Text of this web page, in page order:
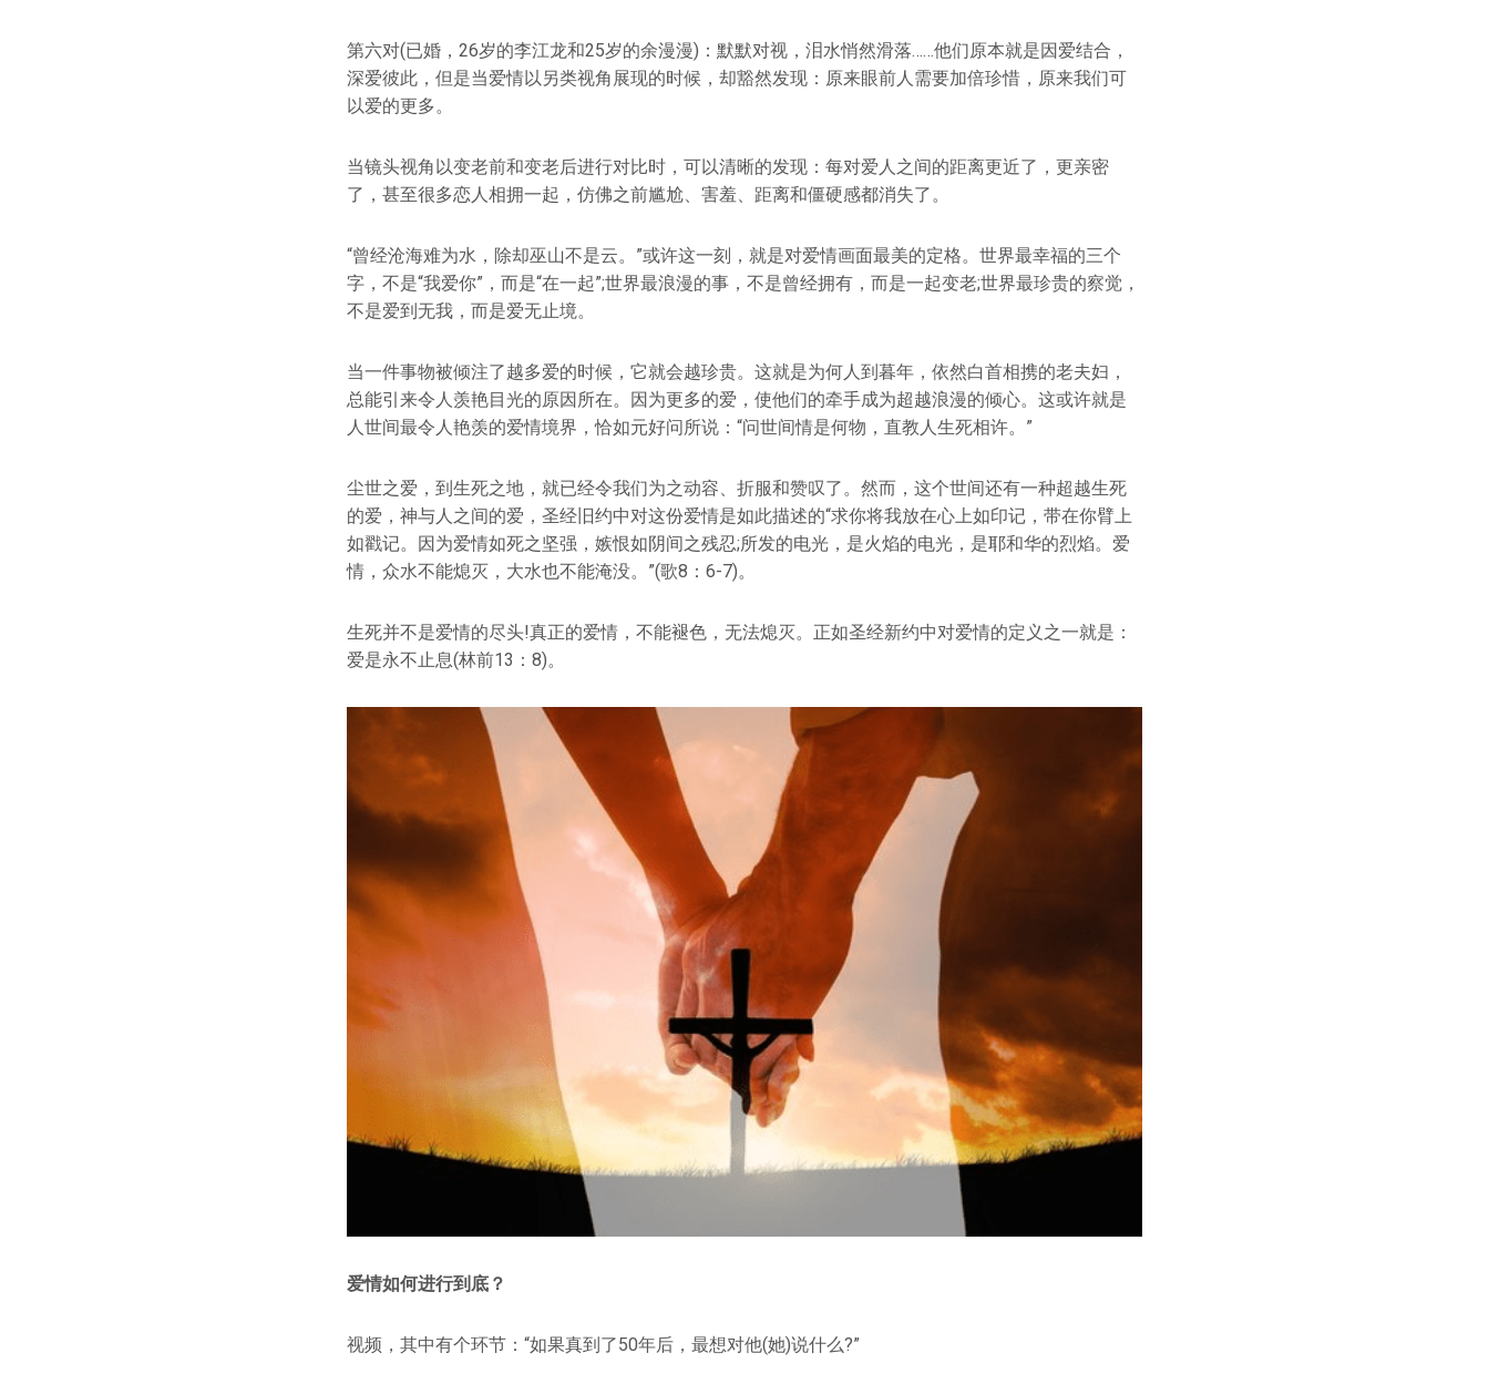
第六对(已婚，26岁的李江龙和25岁的余漫漫)：默默对视，泪水悄然滑落……他们原本就是因爱结合，
深爱彼此，但是当爱情以另类视角展现的时候，却豁然发现：原来眼前人需要加倍珍惜，原来我们可
以爱的更多。
当镜头视角以变老前和变老后进行对比时，可以清晰的发现：每对爱人之间的距离更近了，更亲密
了，甚至很多恋人相拥一起，仿佛之前尴尬、害羞、距离和僵硬感都消失了。
“曾经沧海难为水，除却巫山不是云。”或许这一刻，就是对爱情画面最美的定格。世界最幸福的三个
字，不是“我爱你”，而是“在一起”;世界最浪漫的事，不是曾经拥有，而是一起变老;世界最珍贵的察觉，
不是爱到无我，而是爱无止境。
当一件事物被倾注了越多爱的时候，它就会越珍贵。这就是为何人到暮年，依然白首相携的老夫妇，
总能引来令人羡艳目光的原因所在。因为更多的爱，使他们的牵手成为超越浪漫的倾心。这或许就是
人世间最令人艳羡的爱情境界，恰如元好问所说：“问世间情是何物，直教人生死相许。”
尘世之爱，到生死之地，就已经令我们为之动容、折服和赞叹了。然而，这个世间还有一种超越生死
的爱，神与人之间的爱，圣经旧约中对这份爱情是如此描述的“求你将我放在心上如印记，带在你臂上
如戳记。因为爱情如死之坚强，嫉恨如阴间之残忍;所发的电光，是火焰的电光，是耶和华的烈焰。爱
情，众水不能熄灭，大水也不能淹没。”(歌8：6-7)。
生死并不是爱情的尽头!真正的爱情，不能褪色，无法熄灭。正如圣经新约中对爱情的定义之一就是：
爱是永不止息(林前13：8)。
爱情如何进行到底？
视频，其中有个环节：“如果真到了50年后，最想对他(她)说什么?”